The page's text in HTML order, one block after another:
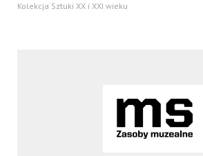
Kolekcja Sztuki XX i XXI wieku